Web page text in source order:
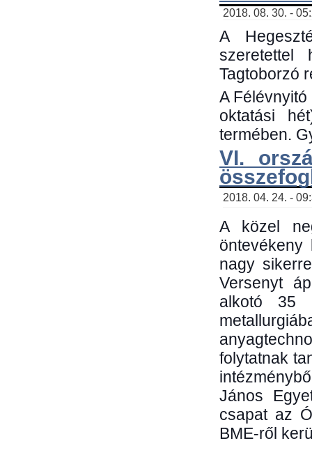
2018. 08. 30. -
A
szeretettel
Tagtoborzó
A
oktatási
termében.
VI.
2018. 04. 24. -
A közel
nagy
Versenyt
alkotó 35
folytatnak
János
csapat az
BME-ről